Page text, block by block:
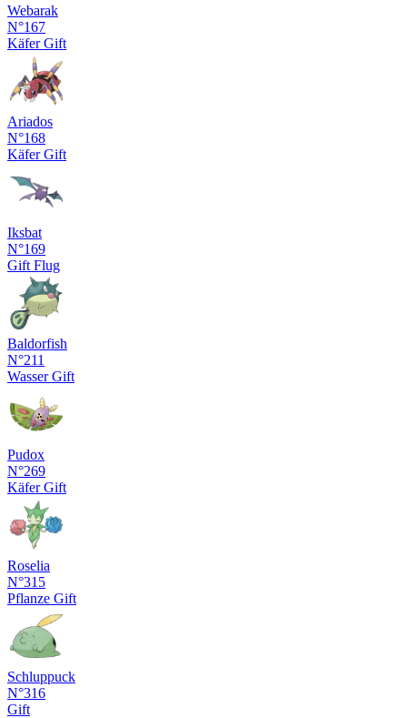
Webarak
N°167
KäferGift
Ariados
N°168
KäferGift
Iksbat
N°169
Gift Flug
Baldorfish
N°211
WasserGift
Pudox
N°269
KäferGift
Roselia
N°315
Pflanze Gift
Schluppuck
N°316
Gift